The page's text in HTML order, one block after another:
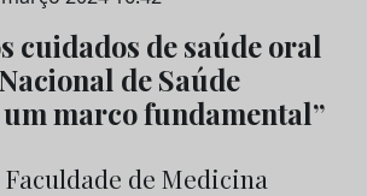
cuidados de saúde oral
de Saúde
marco fundamental”
de Medicina